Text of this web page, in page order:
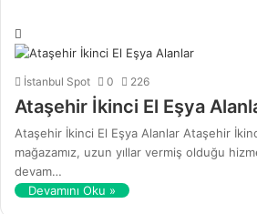
İstanbul Spot 0 226
Ataşehir İkinci El Eşya
Ataşehir İkinci El Eşya Alanlar Ataşehir
mağazamız, uzun yıllar vermiş olduğu
devam…
Devamını Oku »